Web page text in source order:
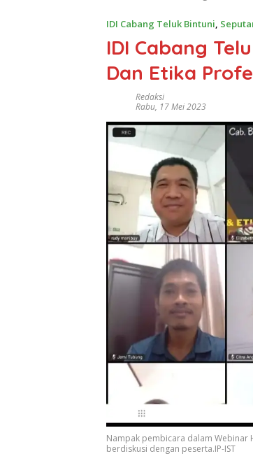
IDI Cabang Teluk Bintuni,
IDI Cabang
Dan Etika
Redaksi
Rabu, 17 Mei 2023
Nampak pembicara dalam Webinar
berdiskusi dengan peserta.IP-IST